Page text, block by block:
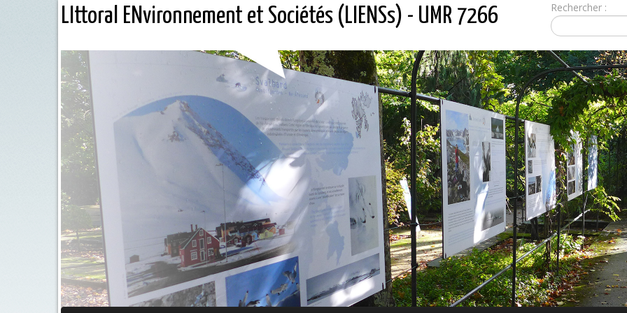
LIttoral ENvironnement et Sociétés (LIENSs) - UMR 7266 Rechercher :